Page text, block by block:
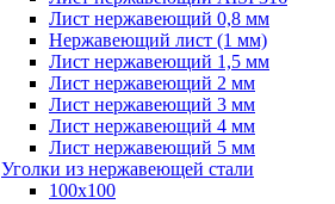
Лист нержавеющий 0,8 мм
Нержавеющий лист (1 мм)
Лист нержавеющий 1,5 мм
Лист нержавеющий 2 мм
Лист нержавеющий 3 мм
Лист нержавеющий 4 мм
Лист нержавеющий 5 мм
Уголки из нержавеющей стали
100х100